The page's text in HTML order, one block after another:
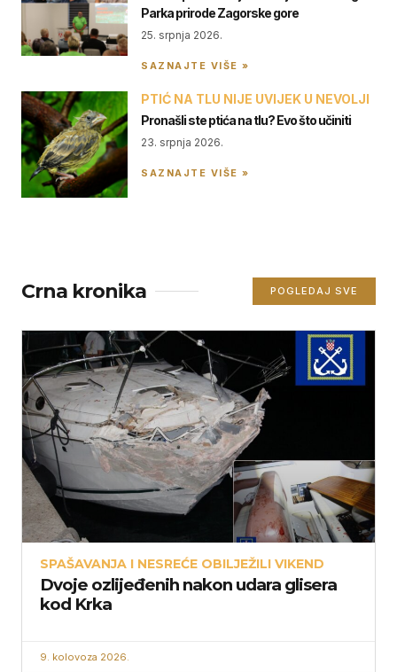
Parka prirode Zagorske gore
25. srpnja 2026.
SAZNAJTE VIŠE »
PTIĆ NA TLU NIJE UVIJEK U NEVOLJI
Pronašli ste ptića na tlu? Evo što učiniti
23. srpnja 2026.
SAZNAJTE VIŠE »
Crna kronika POGLEDAJ SVE
SPAŠAVANJA I NESREĆE OBILJEŽILI VIKEND
Dvoje ozlijeđenih nakon udara glisera
kod Krka
9. kolovoza 2026.